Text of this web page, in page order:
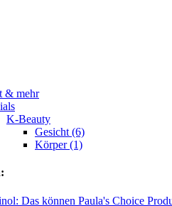
& mehr
K-Beauty
Gesicht (6)
Körper (1)
Das können Paula's Choice